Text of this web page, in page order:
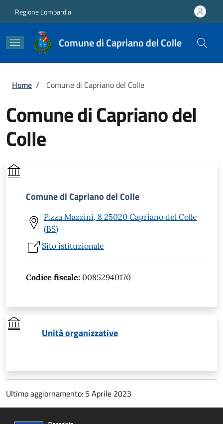
Regione Lombardia
Comune di Capriano del Colle
Briciole di pane
Home / Comune di Capriano del Colle
Comune di Capriano del
Colle
Comune di Capriano del Colle
P.zza Mazzini, 8 25020 Capriano del Colle
(BS)
Sito istituzionale
Codice fiscale: 00852940170
Unità organizzative
Ultimo aggiornamento: 5 Aprile 2023